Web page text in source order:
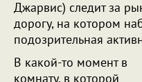
Джарвис) следит за
дорогу, на котором
подозрительная
В какой-то момент в
комнату, в которой